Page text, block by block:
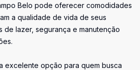
Belo pode oferecer comodidades
a qualidade de vida de seus
de lazer, segurança e manutenção
excelente opção para quem busca